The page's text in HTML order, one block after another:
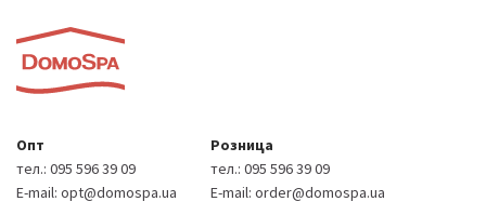
Опт
тел.: 095 596 39 09
E-mail: opt@domospa.ua
Розница
тел.: 095 596 39 09
E-mail: order@domospa.ua